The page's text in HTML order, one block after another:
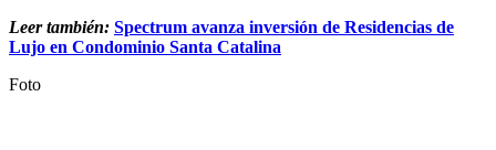
Leer también: Spectrum avanza inversión de Residencias de
Lujo en Condominio Santa Catalina
Foto